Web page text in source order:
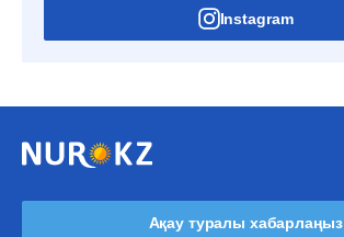
Instagram
Ақау туралы хабарлаңыз